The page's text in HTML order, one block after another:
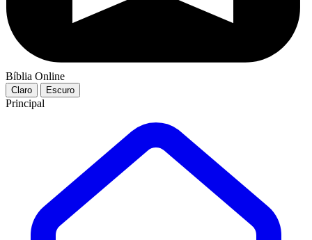
Bíblia Online
Claro Escuro
Principal